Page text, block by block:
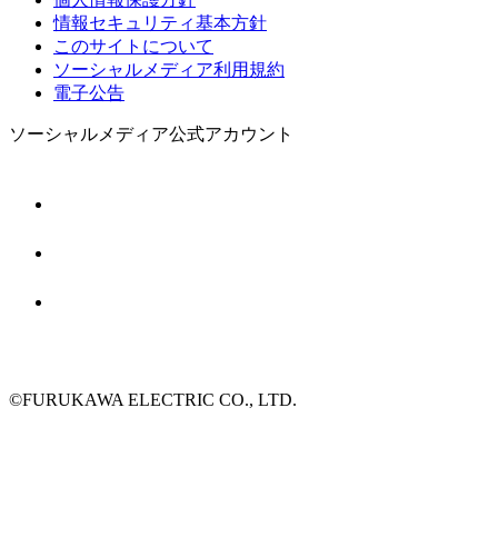
情報セキュリティ基本方針
このサイトについて
ソーシャルメディア利用規約
電子公告
ソーシャルメディア公式アカウント
©FURUKAWA ELECTRIC CO., LTD.